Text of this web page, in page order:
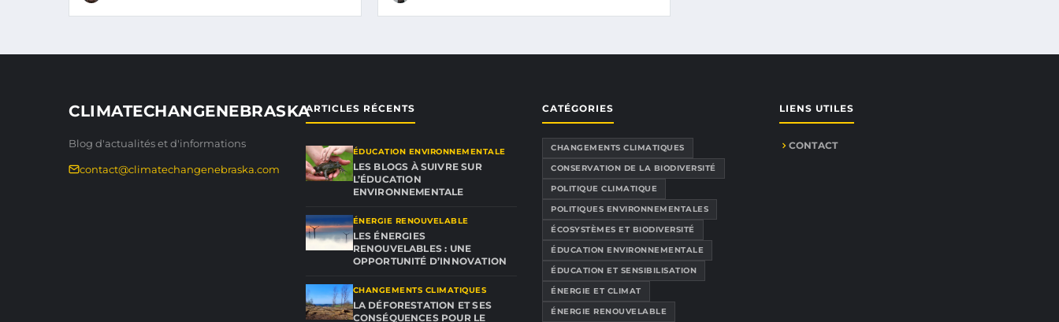
CLIMATECHANGENEBRASKA
Blog d'actualités et d'informations
contact@climatechangenebraska.com
ARTICLES RÉCENTS
ÉDUCATION ENVIRONNEMENTALE
LES BLOGS À SUIVRE SUR
L’ÉDUCATION
ENVIRONNEMENTALE
ÉNERGIE RENOUVELABLE
LES ÉNERGIES
RENOUVELABLES : UNE
OPPORTUNITÉ D’INNOVATION
CHANGEMENTS CLIMATIQUES
LA DÉFORESTATION ET SES
CONSÉQUENCES POUR LE
CATÉGORIES
CHANGEMENTS CLIMATIQUES
CONSERVATION DE LA BIODIVERSITÉ
POLITIQUE CLIMATIQUE
POLITIQUES ENVIRONNEMENTALES
ÉCOSYSTÈMES ET BIODIVERSITÉ
ÉDUCATION ENVIRONNEMENTALE
ÉDUCATION ET SENSIBILISATION
ÉNERGIE ET CLIMAT
ÉNERGIE RENOUVELABLE
LIENS UTILES
CONTACT